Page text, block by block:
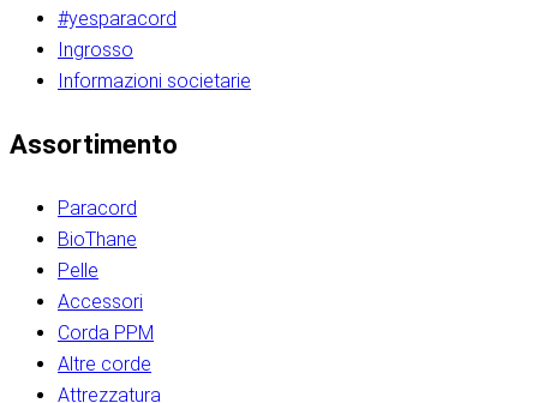
#yesparacord
Ingrosso
Informazioni societarie​​​​‌ ‍ ​‍​‍‌‍ ‌ ​‍‌‍‍‌‌‍‌ ‌‍‍‌‌‍ ‍​‍​‍​ ‍‍​‍​‍‌ ​ ‌‍​‌‌‍ ‍‌‍‍‌‌ ‌​‌ ‍‌​‍ ‍‌‍‍‌‌‍ ​‍​‍​‍ ​​‍​‍‌‍‍​‌ ​‍‌‍‌‌‌‍‌‍​‍​‍​ ‍‍​‍​‍‌‍‍​‌ ‌​‌ ‌​‌ ​​‌ ​ ​ ‍‍​‍ ​‍ ‌ ​​‌‍​‌‌ ​‍‌‍​‌‌‍​ ‌‍ ‌ ​‍‌‍‌​​‍ ‍‌ ​ ‌‍​‌‌‍ ‍‌‍‍‌‌ ‌​‌ ‍‌​‍ ‍‌ ​ ‌ ‌​‌ ‌‌‌‍‌​‌‍‍‌‌‍ ​‍ ‌‍‍‌‌‍ ‍‌ ‌​‌‍‌‌‌‍ ‍‌ ‌​​‍ ‌‍‌‌‌‍‌​‌‍‍‌‌ ‌​​‍ ‌‍ ‌‌‍ ‌‍‌​‌‍‌‌​ ‌‌ ​​‌ ​‍‌‍‌‌‌ ​ ‌‍‌‌‌‍ ‍‌ ‌​‌‍​‌‌ ‌​‌‍‍‌‌‍ ‌‍ ‍​ ‍ ‌‍‍‌‌‍‌​​ ‌‌‍‌‍‌‍ ‌‍ ‌ ‌​‌‍‌‌‌ ​‍​‍ ‌‌‍​‍‌ ​‍‌‍​‌‌‍ ‍‌‍‌​​‍ ‌‌‍‍‌‌‍ ‌‌ ​​‌ ​‍‌‍‍‌‌‍ ‍‌ ‌​​ ‍ ‌ ‌​‌ ‍‌‌ ​​‌‍‌‌​ ‌‌ ‌​‌ ​‍‌‍​‌‌‍ ‍‌ ​ ‌‍ ​‌‍​‌‌ ‌​‌‍‌‌‌‍‌​​‍ ‌‌‍ ‌‌‍‌‌‌ ​ ‌ ​ ‌‍​‌‌‍‌ ‌‍‌‌​ ‍ ‌ ​​‌‍​‌‌ ‌​‌‍‍​​ ‌‌ ‌‍‌‍​‌‌‍ ​‌ ‌‌‌‍‌‌​‍ ‍‌‍‍‌‌ ‌​‌‌ ‌​‍‌‌‌‌​​ ‌‍​‍‌‍​‌‌ ​ ‌‍‌‌‌‌‌‌‌ ​‍‌‍ ​​ ‌‌‍‍​‌ ‌​‌ ‌​‌ ​​‌ ​ ​‍‌‌​ ​ ‌​​‌​‍‌‌​ ​‍‌​‌‍​‍‌‌​ ​‍‌​‌‍‌ ​​‌‍​‌‌ ​‍‌‍​‌‌‍​ ‌‍ ‌ ​‍‌‍‌​​‍ ‍‌ ​ ‌‍​‌‌‍ ‍‌‍‍‌‌ ‌​‌ ‍‌​‍ ‍‌ ​ ‌ ‌​‌ ‌‌‌‍‌​‌‍‍‌‌‍ ​‍‌‍‌‍‍‌‌‍‌​​ ‌‌‍‌‍‌‍ ‌‍ ‌ ‌​‌‍‌‌‌ ​‍​‍ ‌‌‍​‍‌ ​‍‌‍​‌‌‍ ‍‌‍‌​​‍ ‌‌‍‍‌‌‍ ‌‌ ​​‌ ​‍‌‍‍‌‌‍ ‍‌ ‌​​‍‌‍‌ ‌​‌ ‍‌‌ ​​‌‍‌‌​ ‌‌ ‌​‌ ​‍‌‍​‌‌‍ ‍‌ ​ ‌‍ ​‌‍​‌‌ ‌​‌‍‌‌‌‍‌​​‍ ‌‌‍ ‌‌‍‌‌‌ ​ ‌ ​ ‌‍​‌‌‍‌ ‌‍‌‌​‍‌‍‌ ​​‌‍​‌‌ ‌​‌‍‍​​ ‌‌ ‌‍‌‍​‌‌‍ ​‌ ‌‌‌‍‌‌​‍ ‍‌‍‍‌‌ ‌​‌‌ ‌​‍‌‌‌‌​​‍‌‍‌ ​​‌‍‌‌‌ ​‍‌ ​ ‌ ​​‌‍‌‌‌‍​ ‌ ‌​‌‍‍‌‌ ‌‍‌‍‌‌​ ‌‌ ​​‌ ‌‌‌‍​‍‌‍ ​‌‍‍‌‌ ​ ‌‍‍​‌‍‌‌‌‍‌​​‍​‍‌ ‌​​​​‌ ‍ ​‍​‍‌‍ ‌ ​‍‌‍‍‌‌‍‌ ‌‍‍‌‌‍ ‍​‍​‍​ ‍‍​‍​‍‌ ​ ‌‍​‌‌‍ ‍‌‍‍‌‌ ‌​‌ ‍‌​‍ ‍‌‍‍‌‌‍ ​‍​‍​‍ ​​‍​‍‌‍‍​‌ ​‍‌‍‌‌‌‍‌‍​‍​‍​ ‍‍​‍​‍‌‍‍​‌ ‌​‌ ‌​‌ ​​‌ ​ ​ ‍‍​‍ ​‍ ‌ ​​‌‍​‌‌ ​‍‌‍​‌‌‍​ ‌‍ ‌ ​‍‌‍‌​​‍ ‍‌ ​ ‌‍​‌‌‍ ‍‌‍‍‌‌ ‌​‌ ‍‌​‍ ‍‌ ​ ‌ ‌​‌ ‌‌‌‍‌​‌‍‍‌‌‍ ​‍ ‌‍‍‌‌‍ ‍‌ ‌​‌‍‌‌‌‍ ‍‌ ‌​​‍ ‌‍‌‌‌‍‌​‌‍‍‌‌ ‌​​‍ ‌‍ ‌‌‍ ‌‍‌​‌‍‌‌​ ‌‌ ​​‌ ​‍‌‍‌‌‌ ​ ‌‍‌‌‌‍ ‍‌ ‌​‌‍​‌‌ ‌​‌‍‍‌‌‍ ‌‍ ‍​ ‍ ‌‍‍‌‌‍‌​​ ‌‌‍‌‍‌‍ ‌‍ ‌ ‌​‌‍‌‌‌ ​‍​‍ ‌‌‍​‍‌ ​‍‌‍​‌‌‍ ‍‌‍‌​​‍ ‌‌‍‍‌‌‍ ‌‌ ​​‌ ​‍‌‍‍‌‌‍ ‍‌ ‌​​ ‍ ‌ ‌​‌ ‍‌‌ ​​‌‍‌‌​ ‌‌ ‌​‌ ​‍‌‍​‌‌‍ ‍‌ ​ ‌‍ ​‌‍​‌‌ ‌​‌‍‌‌‌‍‌​​‍ ‌‌‍ ‌‌‍‌‌‌ ​ ‌ ​ ‌‍​‌‌‍‌ ‌‍‌‌​ ‍ ‌ ​​‌‍​‌‌ ‌​‌‍‍​​ ‌‌ ‌‍‌‍​‌‌‍ ​‌ ‌‌‌‍‌‌​‍ ‍‌‍‍‌‌ ‌​‌‌ ‌​‍‌‌‌‌​​ ‌‍​‍‌‍​‌‌ ​ ‌‍‌‌‌‌‌‌‌ ​‍‌‍ ​​ ‌‌‍‍​‌ ‌​‌ ‌​‌ ​​‌ ​ ​‍‌‌​ ​ ‌​​‌​‍‌‌​ ​‍‌​‌‍​‍‌‌​ ​‍‌​‌‍‌ ​​‌‍​‌‌ ​‍‌‍​‌‌‍​ ‌‍ ‌ ​‍‌‍‌​​‍ ‍‌ ​ ‌‍​‌‌‍ ‍‌‍‍‌‌ ‌​‌ ‍‌​‍ ‍‌ ​ ‌ ‌​‌ ‌‌‌‍‌​‌‍‍‌‌‍ ​‍‌‍‌‍‍‌‌‍‌​​ ‌‌‍‌‍‌‍ ‌‍ ‌ ‌​‌‍‌‌‌ ​‍​‍ ‌‌‍​‍‌ ​‍‌‍​‌‌‍ ‍‌‍‌​​‍ ‌‌‍‍‌‌‍ ‌‌ ​​‌ ​‍‌‍‍‌‌‍ ‍‌ ‌​​‍‌‍‌ ‌​‌ ‍‌‌ ​​‌‍‌‌​ ‌‌ ‌​‌ ​‍‌‍​‌‌‍ ‍‌ ​ ‌‍ ​‌‍​‌‌ ‌​‌‍‌‌‌‍‌​​‍ ‌‌‍ ‌‌‍‌‌‌ ​ ‌ ​ ‌‍​‌‌‍‌ ‌‍‌‌​‍‌‍‌ ​​‌‍​‌‌ ‌​‌‍‍​​ ‌‌ ‌‍‌‍​‌‌‍ ​‌ ‌‌‌‍‌‌​‍ ‍‌‍‍‌‌ ‌​‌‌ ‌​‍‌‌‌‌​​‍‌‍‌ ​​‌‍‌‌‌ ​‍‌ ​ ‌ ​​‌‍‌‌‌‍​ ‌ ‌​‌‍‍‌‌ ‌‍‌‍‌‌​ ‌‌ ​​‌ ‌‌‌‍​‍‌‍ ​‌‍‍‌‌ ​ ‌‍‍​‌‍‌‌‌‍‌​​‍​‍‌ ‌
Assortimento
Paracord
BioThane
Pelle
Accessori
Corda PPM
Altre corde
Attrezzatura